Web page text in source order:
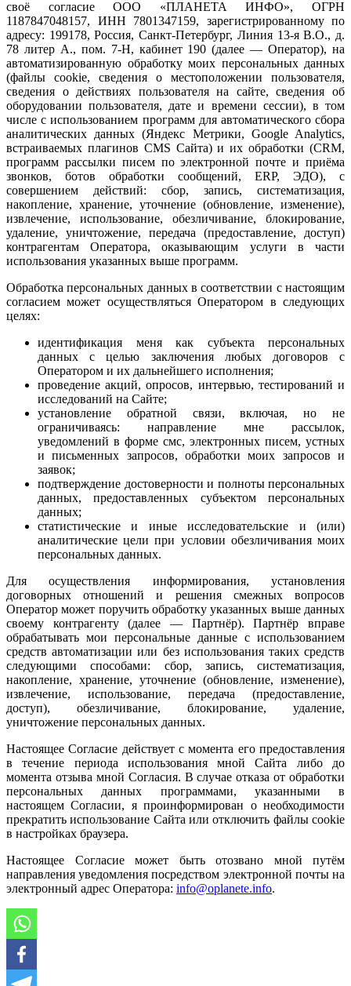
своё согласие ООО «ПЛАНЕТА ИНФО», ОГРН
1187847048157, ИНН 7801347159, зарегистрированному по
адресу: 199178, Россия, Санкт-Петербург, Линия 13-я В.О., д.
78 литер А., пом. 7-Н, кабинет 190 (далее — Оператор), на
автоматизированную обработку моих персональных данных
(файлы cookie, сведения о местоположении пользователя,
сведения о действиях пользователя на сайте, сведения об
оборудовании пользователя, дате и времени сессии), в том
числе с использованием программ для автоматического сбора
аналитических данных (Яндекс Метрики, Google Analytics,
встраиваемых плагинов CMS Сайта) и их обработки (CRM,
программ рассылки писем по электронной почте и приёма
звонков, ботов обработки сообщений, ERP, ЭДО), с
совершением действий: сбор, запись, систематизация,
накопление, хранение, уточнение (обновление, изменение),
извлечение, использование, обезличивание, блокирование,
удаление, уничтожение, передача (предоставление, доступ)
контрагентам Оператора, оказывающим услуги в части
использования указанных выше программ.
Обработка персональных данных в соответствии с настоящим
согласием может осуществляться Оператором в следующих
целях:
идентификация меня как субъекта персональных
данных с целью заключения любых договоров с
Оператором и их дальнейшего исполнения;
проведение акций, опросов, интервью, тестирований и
исследований на Сайте;
установление обратной связи, включая, но не
ограничиваясь: направление мне рассылок,
уведомлений в форме смс, электронных писем, устных
и письменных запросов, обработки моих запросов и
заявок;
подтверждение достоверности и полноты персональных
данных, предоставленных субъектом персональных
данных;
статистические и иные исследовательские и (или)
аналитические цели при условии обезличивания моих
персональных данных.
Для осуществления информирования, установления
договорных отношений и решения смежных вопросов
Оператор может поручить обработку указанных выше данных
своему контрагенту (далее — Партнёр). Партнёр вправе
обрабатывать мои персональные данные с использованием
средств автоматизации или без использования таких средств
следующими способами: сбор, запись, систематизация,
накопление, хранение, уточнение (обновление, изменение),
извлечение, использование, передача (предоставление,
доступ), обезличивание, блокирование, удаление,
уничтожение персональных данных.
Настоящее Согласие действует с момента его предоставления
в течение периода использования мной Сайта либо до
момента отзыва мной Согласия. В случае отказа от обработки
персональных данных программами, указанными в
настоящем Согласии, я проинформирован о необходимости
прекратить использование Сайта или отключить файлы cookie
в настройках браузера.
Настоящее Согласие может быть отозвано мной путём
направления уведомления посредством электронной почты на
электронный адрес Оператора: info@oplanete.info.